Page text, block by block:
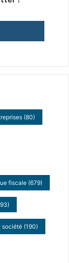
(80)
fiscale (679)
société (190)